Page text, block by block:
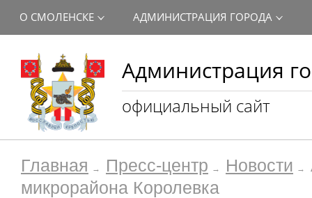
Администрация
официальный сайт
О СМОЛЕНСКЕ АДМИНИСТРАЦИЯ ГОРОДА
Главная Пресс-центр Новости
микрорайона Королевка